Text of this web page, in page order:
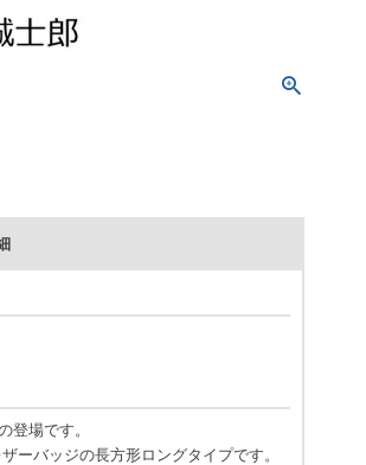
登場です。
ーバッジの長方形ロングタイプです。